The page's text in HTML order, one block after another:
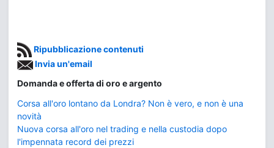
Ripubblicazione contenuti
Invia un'email
Domanda e offerta di oro e argento
Corsa all'oro lontano da Londra? Non è vero, e non è una
novità
Nuova corsa all'oro nel trading e nella custodia dopo
l'impennata record dei prezzi